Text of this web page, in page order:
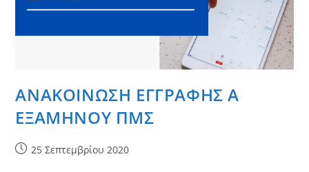
ΑΝΑΚΟΙΝΩΣΗ ΕΓΓΡΑΦΗΣ Α
ΕΞΑΜΗΝΟΥ ΠΜΣ
Post25 Σεπτεμβρίου 2020